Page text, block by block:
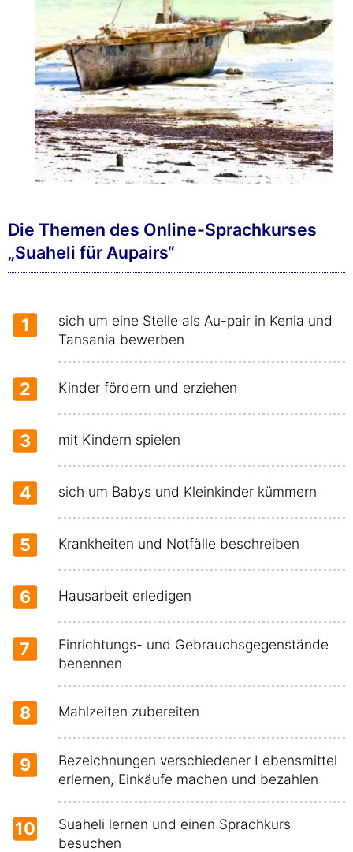
Die Themen des Online-Sprachkurses
„Suaheli für Aupairs“
1
sich um eine Stelle als Au-pair in Kenia und
Tansania bewerben
2 Kinder fördern und erziehen
3 mit Kindern spielen
4 sich um Babys und Kleinkinder kümmern
5 Krankheiten und Notfälle beschreiben
6 Hausarbeit erledigen
7
Einrichtungs- und Gebrauchsgegenstände
benennen
8 Mahlzeiten zubereiten
9
Bezeichnungen verschiedener Lebensmittel
erlernen, Einkäufe machen und bezahlen
10
Suaheli lernen und einen Sprachkurs
besuchen